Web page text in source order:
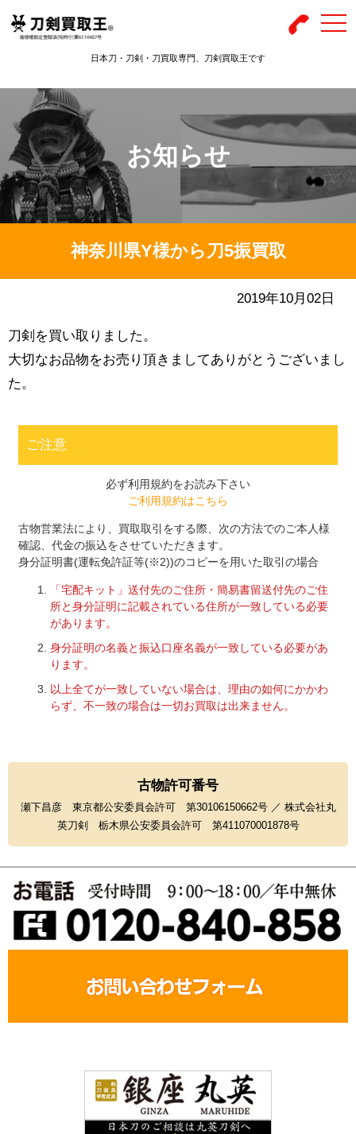
日本刀・刀剣・刀買取専門、刀剣買取王です
お知らせ
神奈川県Y様から刀5振買取
2019年10月02日
刀剣を買い取りました。
大切なお品物をお売り頂きましてありがとうございまし
た。
ご注意
必ず利用規約をお読み下さい
ご利用規約はこちら
古物営業法により、買取取引をする際、次の方法でのご本人様
確認、代金の振込をさせていただきます。
身分証明書(運転免許証等(※2))のコピーを用いた取引の場合
「宅配キット」送付先のご住所・簡易書留送付先のご住
所と身分証明に記載されている住所が一致している必要
があります。
身分証明の名義と振込口座名義が一致している必要があ
ります。
以上全てが一致していない場合は、理由の如何にかかわ
らず、不一致の場合は一切お買取は出来ません。
古物許可番号
瀬下昌彦 東京都公安委員会許可 第30106150662号 ／ 株式会社丸
英刀剣 栃木県公安委員会許可 第411070001878号